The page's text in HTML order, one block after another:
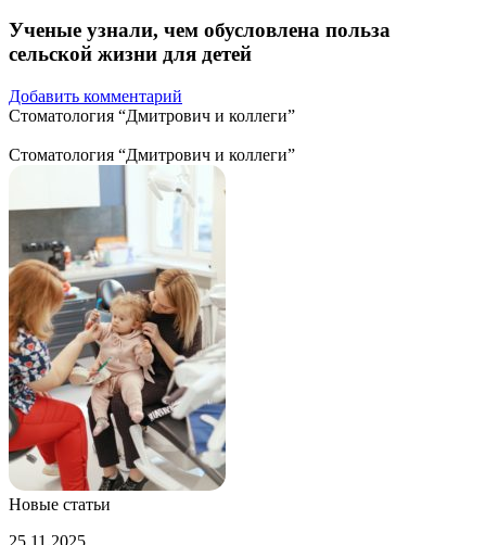
Ученые узнали, чем обусловлена польза
сельской жизни для детей
Добавить комментарий
Стоматология “Дмитрович и коллеги”
Стоматология “Дмитрович и коллеги”
Новые статьи
C